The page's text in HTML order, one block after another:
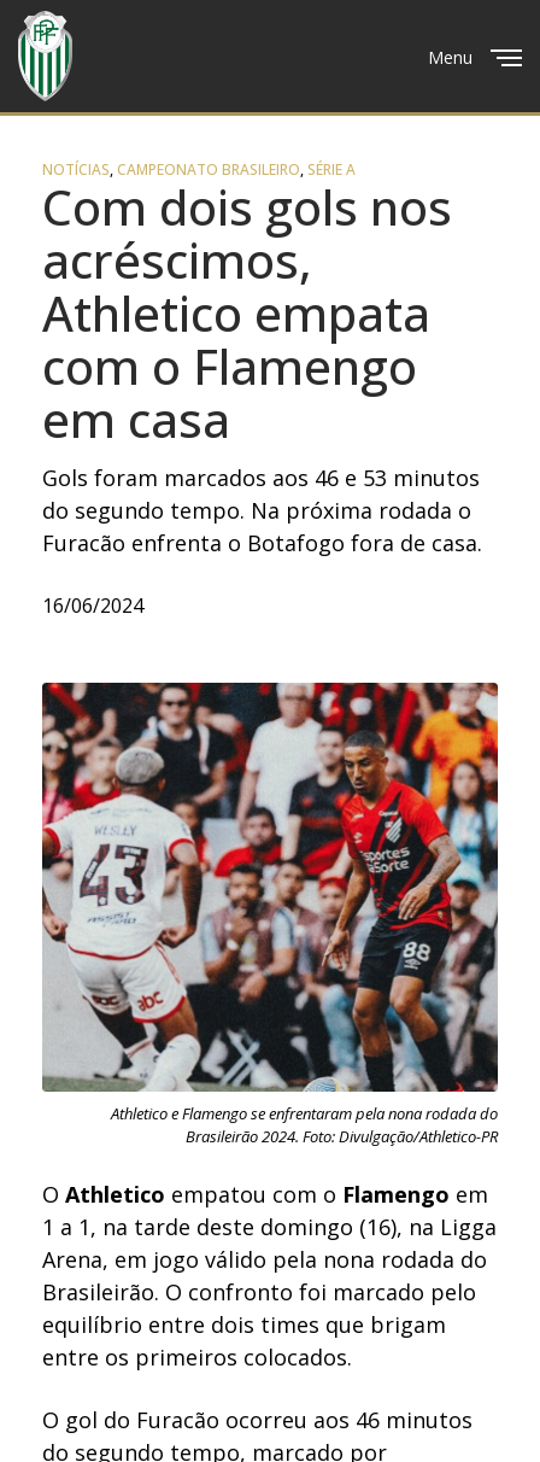
Menu
NOTÍCIAS,CAMPEONATO BRASILEIRO, SÉRIE A
Com dois gols nos
acréscimos,
Athletico empata
com o Flamengo
em casa
Gols foram marcados aos 46 e 53 minutos
do segundo tempo. Na próxima rodada o
Furacão enfrenta o Botafogo fora de casa.
16/06/2024
Athletico e Flamengo se enfrentaram pela nona rodada do
Brasileirão 2024. Foto: Divulgação/Athletico-PR
OAthletico empatou com o Flamengo em
1 a 1, na tarde deste domingo (16), na Ligga
Arena, em jogo válido pela nona rodada do
Brasileirão. O confronto foi marcado pelo
equilíbrio entre dois times que brigam
entre os primeiros colocados.
O gol do Furacão ocorreu aos 46 minutos
do segundo tempo, marcado por